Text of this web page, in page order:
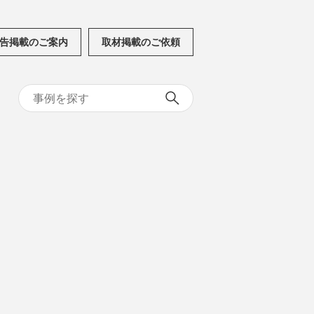
掲載のご案内 取材掲載のご依頼